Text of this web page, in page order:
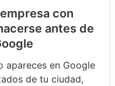
con
antes de
apareces en Google
de tu ciudad,